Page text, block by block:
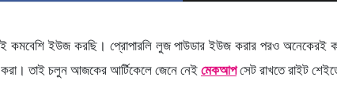
কমবেশি ইউজ করছি। প্রোপারলি লুজ পাউডার ইউজ করার পরও অনেকেরই
তাই চলুন আজকের আর্টিকেলে জেনে নেই মেকআপসেট রাখতে রাইট